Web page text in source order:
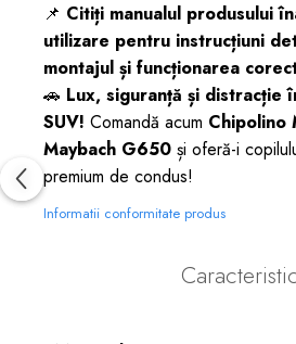
📌 Citiți manualul produsului
utilizare pentru instrucțiuni
montajul și funcționarea
🚗 Lux, siguranță și distracție
SUV! Comandă acum Chipolino
Maybach G650 și oferă-i
premium de condus!
Informatii conformitate produs